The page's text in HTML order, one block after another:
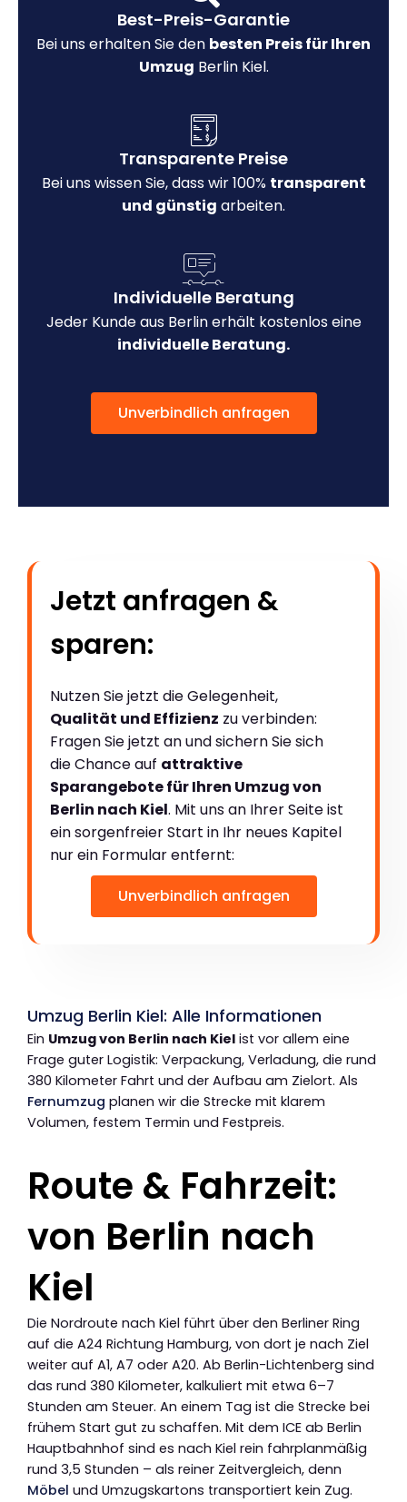
Best-Preis-Garantie
Bei uns erhalten Sie den besten Preis für Ihren
Umzug Berlin Kiel.
Transparente Preise
Bei uns wissen Sie, dass wir 100% transparent
und günstig arbeiten.
Individuelle Beratung
Jeder Kunde aus Berlin erhält kostenlos eine
individuelle Beratung.
Unverbindlich anfragen
Jetzt anfragen &
sparen:
Nutzen Sie jetzt die Gelegenheit,
Qualität und Effizienz zu verbinden:
Fragen Sie jetzt an und sichern Sie sich
die Chance auf attraktive
Sparangebote für Ihren Umzug von
Berlin nach Kiel. Mit uns an Ihrer Seite ist
ein sorgenfreier Start in Ihr neues Kapitel
nur ein Formular entfernt:
Unverbindlich anfragen
Umzug Berlin Kiel: Alle Informationen
Ein Umzug von Berlin nach Kiel ist vor allem eine
Frage guter Logistik: Verpackung, Verladung, die rund
380 Kilometer Fahrt und der Aufbau am Zielort. Als
Fernumzug planen wir die Strecke mit klarem
Volumen, festem Termin und Festpreis.
Route & Fahrzeit:
von Berlin nach
Kiel
Die Nordroute nach Kiel führt über den Berliner Ring
auf die A24 Richtung Hamburg, von dort je nach Ziel
weiter auf A1, A7 oder A20. Ab Berlin-Lichtenberg sind
das rund 380 Kilometer, kalkuliert mit etwa 6–7
Stunden am Steuer. An einem Tag ist die Strecke bei
frühem Start gut zu schaffen. Mit dem ICE ab Berlin
Hauptbahnhof sind es nach Kiel rein fahrplanmäßig
rund 3,5 Stunden – als reiner Zeitvergleich, denn
Möbel und Umzugskartons transportiert kein Zug.